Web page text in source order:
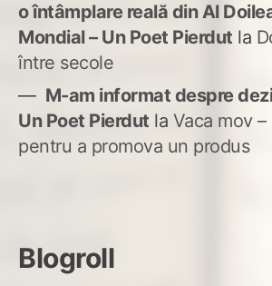
o întâmplare reală din Al
Mondial – Un Poet Pierdut la
între secole
M-am informat despre
Un Poet Pierdut la Vaca mov
pentru a promova un produs
Blogroll